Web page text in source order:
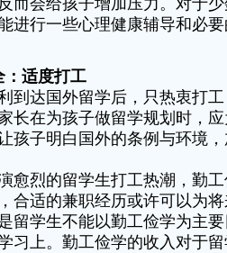
而会给孩子增加压力。对于
进行一些心理健康辅导和必
：适度打工
达国外留学后，只热衷打工
长在为孩子做留学规划时，
孩子明白国外的条例与环境
烈的留学生打工热潮，勤工
合适的兼职经历或许可以为
留学生不能以勤工俭学为主
习上。勤工俭学的收入对于